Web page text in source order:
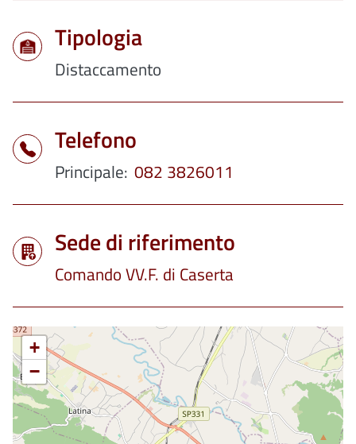
Tipologia
Distaccamento
Telefono
Principale 082 3826011
Sede di riferimento
Comando VV.F. di Caserta
+
−